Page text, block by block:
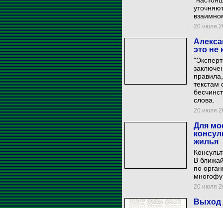
20 июля
это не
текстам
слова.
20 июля
Для
жилья
В
по
20 июля
Выход